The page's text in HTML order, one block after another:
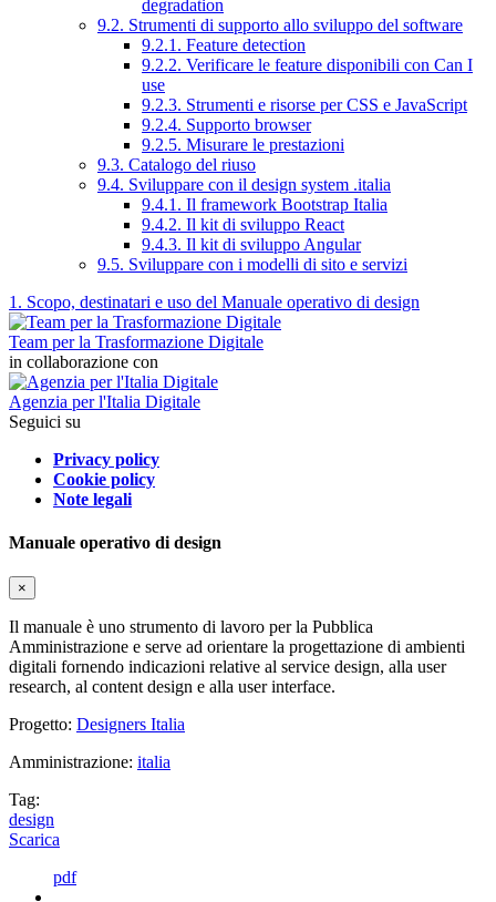
degradation
9.2. Strumenti di supporto allo sviluppo del software
9.2.1. Feature detection
9.2.2. Verificare le feature disponibili con Can I
use
9.2.3. Strumenti e risorse per CSS e JavaScript
9.2.4. Supporto browser
9.2.5. Misurare le prestazioni
9.3. Catalogo del riuso
9.4. Sviluppare con il design system .italia
9.4.1. Il framework Bootstrap Italia
9.4.2. Il kit di sviluppo React
9.4.3. Il kit di sviluppo Angular
9.5. Sviluppare con i modelli di sito e servizi
1. Scopo, destinatari e uso del Manuale operativo di design
Team per la Trasformazione Digitale
in collaborazione con
Agenzia per l'Italia Digitale
Seguici su
Privacy policy
Cookie policy
Note legali
Manuale operativo di design
×
Il manuale è uno strumento di lavoro per la Pubblica
Amministrazione e serve ad orientare la progettazione di ambienti
digitali fornendo indicazioni relative al service design, alla user
research, al content design e alla user interface.
Progetto: Designers Italia
Amministrazione: italia
Tag:
design
Scarica
pdf